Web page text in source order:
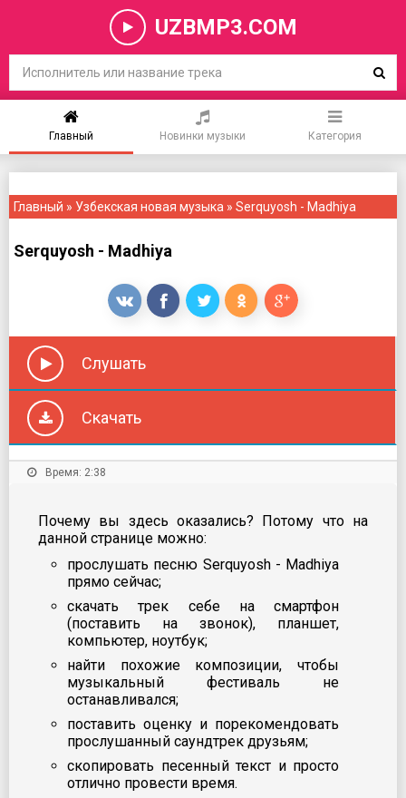
UZBMP3.COM
Главный Новинки музыки Категория
Главный » Узбекская новая музыка » Serquyosh - Madhiya
Serquyosh - Madhiya
Слушать
Скачать
Время: 2:38
Почему вы здесь оказались? Потому что на
данной странице можно:
прослушать песню Serquyosh - Madhiya
прямо сейчас;
скачать трек себе на смартфон
(поставить на звонок), планшет,
компьютер, ноутбук;
найти похожие композиции, чтобы
музыкальный фестиваль не
останавливался;
поставить оценку и порекомендовать
прослушанный саундтрек друзьям;
скопировать песенный текст и просто
отлично провести время.